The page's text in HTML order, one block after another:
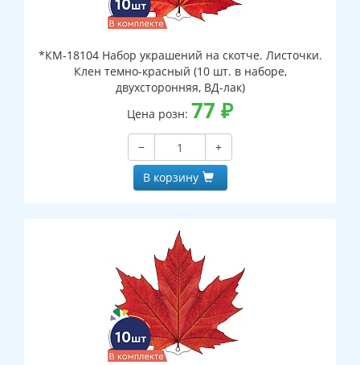
*КМ-18104 Набор украшений на скотче. Листочки.
Клен темно-красный (10 шт. в наборе,
двухсторонняя, ВД-лак)
Цена розн: 77 ₽
−
+
В корзину